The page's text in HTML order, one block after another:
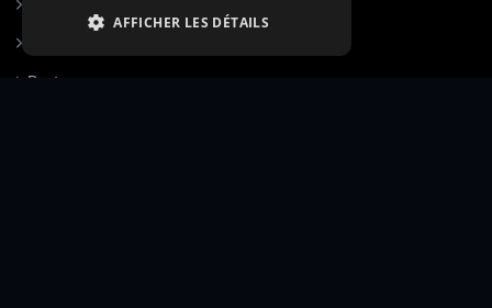
Poster une annonce
AFFICHER LES DÉTAILS